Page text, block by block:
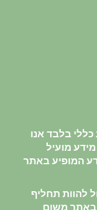
בלבד אנו
מועיל
המופיע באתר
להוות תחליף
באתר משום